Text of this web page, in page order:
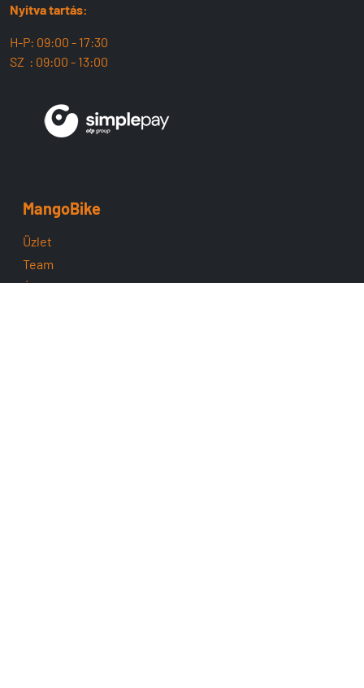
Nyitva tartás:
H-P: 09:00 - 17:30
SZ : 09:00 - 13:00
MangoBike
Üzlet
Team
ÁSZF